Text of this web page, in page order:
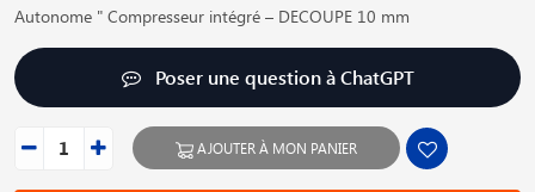
Autonome " Compresseur intégré – DECOUPE 10 mm
Poser une question à ChatGPT
AJOUTER À MON PANIER